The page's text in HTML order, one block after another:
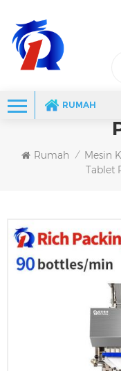
RUMAH
Rumah / Mesin
Tablet